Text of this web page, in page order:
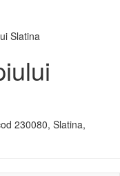
230080, Slatina,